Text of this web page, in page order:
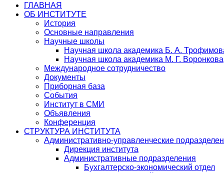
ГЛАВНАЯ
ОБ ИНСТИТУТЕ
История
Основные направления
Научные школы
Научная школа академика Б. А.
Научная школа академика М. Г. Воронкова
Международное сотрудничество
Документы
Приборная база
События
Институт в СМИ
Объявления
Конференция
СТРУКТУРА ИНСТИТУТА
Административно-управленческие
Дирекция института
Административные подразделения
Бухгалтерско-экономический отдел